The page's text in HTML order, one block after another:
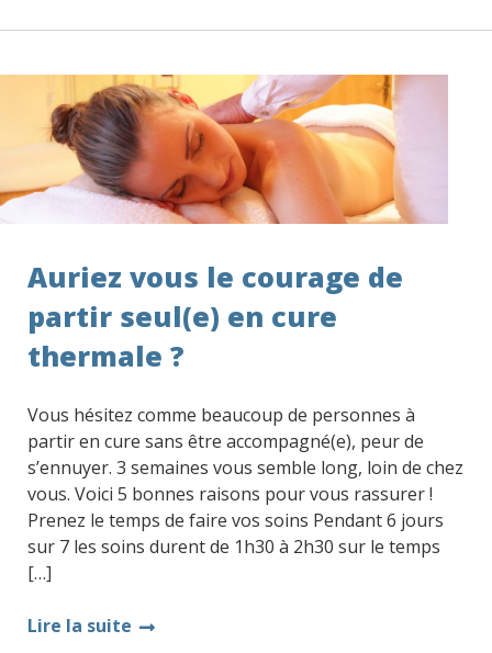
Auriez vous le courage de
partir seul(e) en cure
thermale ?
Vous hésitez comme beaucoup de personnes à
partir en cure sans être accompagné(e), peur de
s’ennuyer. 3 semaines vous semble long, loin de chez
vous. Voici 5 bonnes raisons pour vous rassurer !
Prenez le temps de faire vos soins Pendant 6 jours
sur 7 les soins durent de 1h30 à 2h30 sur le temps
[…]
Lire la suite